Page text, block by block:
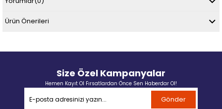
Ürün Önerileri
Size Özel Kampanyalar
Hemen Kayıt Ol Fırsatlardan Önce Sen Haberdar Ol!
Gönder